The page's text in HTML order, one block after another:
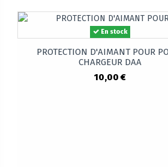
En stock
PROTECTION D'AIMANT POUR
CHARGEUR DAA
10,00 €